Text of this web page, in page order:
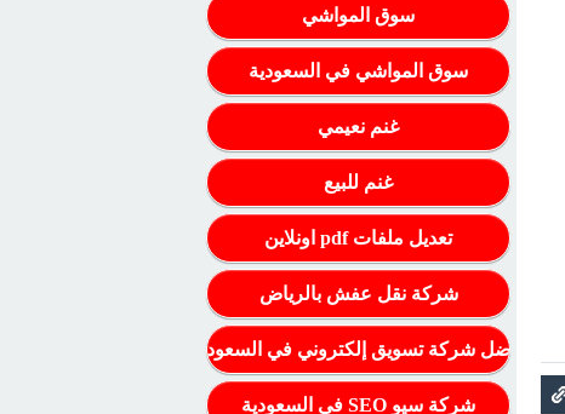
سوق المواشي
سوق المواشي في السعودية
غنم نعيمي
غنم للبيع
تعديل ملفات pdf اونلاين
شركة نقل عفش بالرياض
أفضل شركة تسويق إلكتروني في السعودية
شركة سيو SEO في السعودية